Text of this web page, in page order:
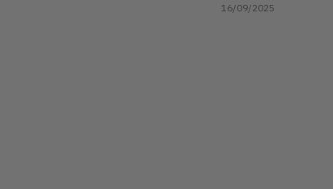
16/09/2025